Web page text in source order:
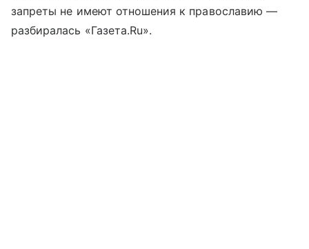
запреты не имеют отношения к православию —
разбиралась «Газета.Ru».